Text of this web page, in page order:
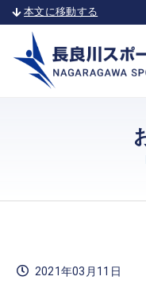
本文に移動する
2021年03月11日